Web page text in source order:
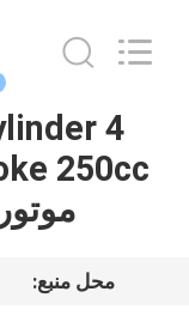
محصولات
درباره
Vehicle
Co.,Ltd.
4
محل منبع: